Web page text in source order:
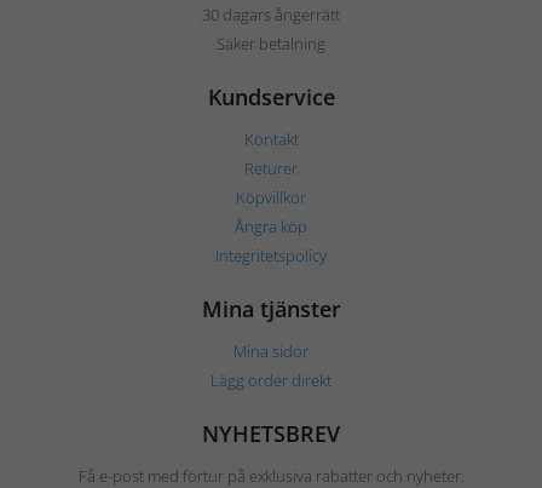
30 dagars ångerrätt
Säker betalning
Kundservice
Kontakt
Returer
Köpvillkor
Ångra köp
Integritetspolicy
Mina tjänster
Mina sidor
Lägg order direkt
NYHETSBREV
Få e-post med förtur på exklusiva rabatter och nyheter.